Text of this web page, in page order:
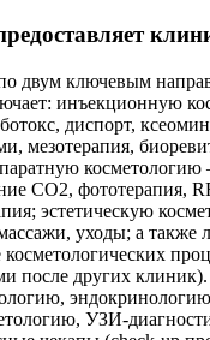
двум ключевым
инъекционную
диспорт,
мезотерапия,
CO2, фототерапия,
эстетическую
уходы; а также
после других
УЗИ-